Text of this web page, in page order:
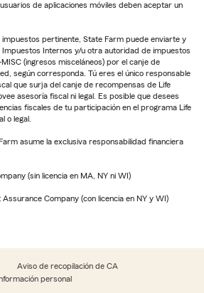
de aplicaciones móviles deben aceptar un
impuestos pertinente, State Farm puede enviarte y
Internos y/u otra autoridad de impuestos
(ingresos misceláneos) por el canje de
según corresponda. Tú eres el único responsable
que surja del canje de recompensas de Life
asesoría fiscal ni legal. Es posible que desees
fiscales de tu participación en el programa Life
o legal.
asume la exclusiva responsabilidad financiera
(sin licencia en MA, NY ni WI)
Company (con licencia en NY y WI)
Aviso de recopilación de CA
personal